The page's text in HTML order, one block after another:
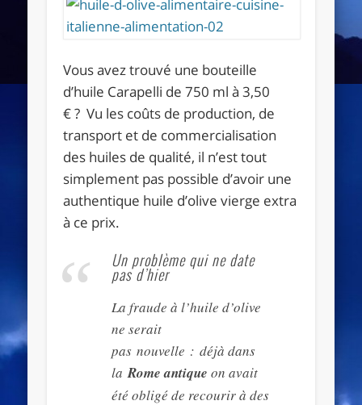
Vous avez trouvé une bouteille
d’huile Carapelli de 750 ml à 3,50
€ ? Vu les coûts de production, de
transport et de commercialisation
des huiles de qualité, il n’est tout
simplement pas possible d’avoir une
authentique huile d’olive vierge extra
à ce prix.
Un problème qui ne date
pas d’hier
La fraude à l’huile d’olive
ne serait
pas nouvelle : déjà dans
laRome antique on avait
été obligé de recourir à des